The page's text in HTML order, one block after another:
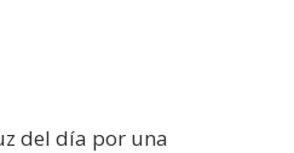
del día por una